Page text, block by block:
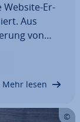
Website-Er­
Aus
von
Mehr lesen